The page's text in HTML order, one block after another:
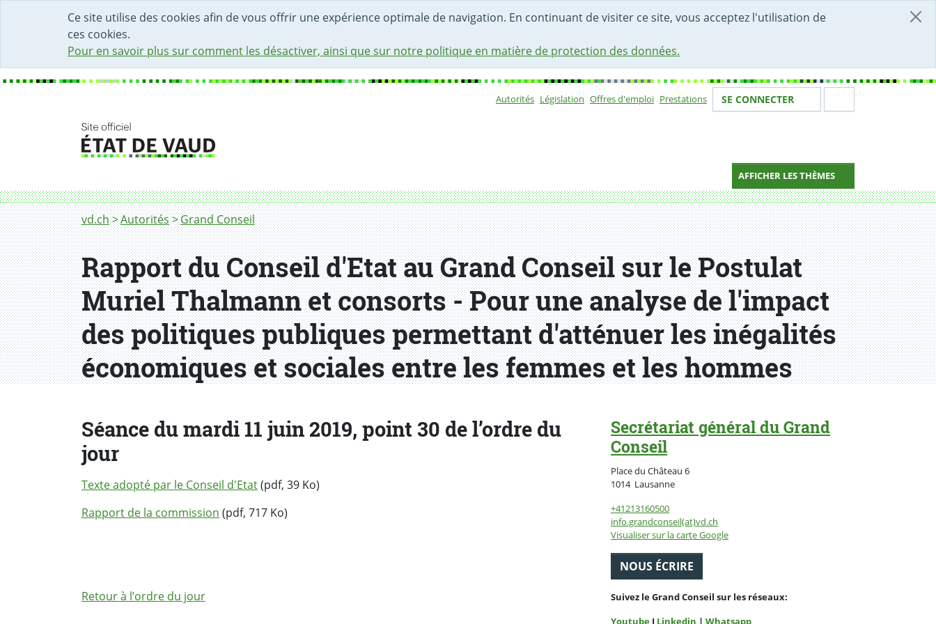
Ce site utilise des cookies afin de vous offrir une expérience optimale de navigation. En continuant de visiter ce site, vous acceptez l'utilisation de
ces cookies.
Pour en savoir plus sur comment les désactiver, ainsi que sur notre politique en matière de protection des données.
DÉBUT DU CONTENU DE LA PAGE
ACCÈS AU CHAMP DE RECHERCHE
PAGE D'ACCUEIL
FORMULAIRE DE CONTACT
Autorités Législation Offres d'emploi Prestations Votre identité
SE CONNECTER
AFFICHER LES THÈMES
Fil d'Ariane
vd.ch Autorités Grand Conseil
Rapport du Conseil d'Etat au Grand Conseil sur le Postulat
Muriel Thalmann et consorts - Pour une analyse de l'impact
des politiques publiques permettant d'atténuer les inégalités
économiques et sociales entre les femmes et les hommes
Séance du mardi 11 juin 2019, point 30 de l’ordre du
jour
Texte adopté par le Conseil d'Etat(pdf, 39 Ko)
Rapport de la commission (pdf, 717 Ko)
Retour à l’ordre du jour
Secrétariat général du Grand
Conseil
Place du Château 6
1014 LausanneSuisse
+41213160500
info.grandconseil(at)vd.ch
Visualiser sur la carte Google
NOUS ÉCRIRE
Suivez le Grand Conseil sur les réseaux:
Youtube I Linkedin | Whatsapp